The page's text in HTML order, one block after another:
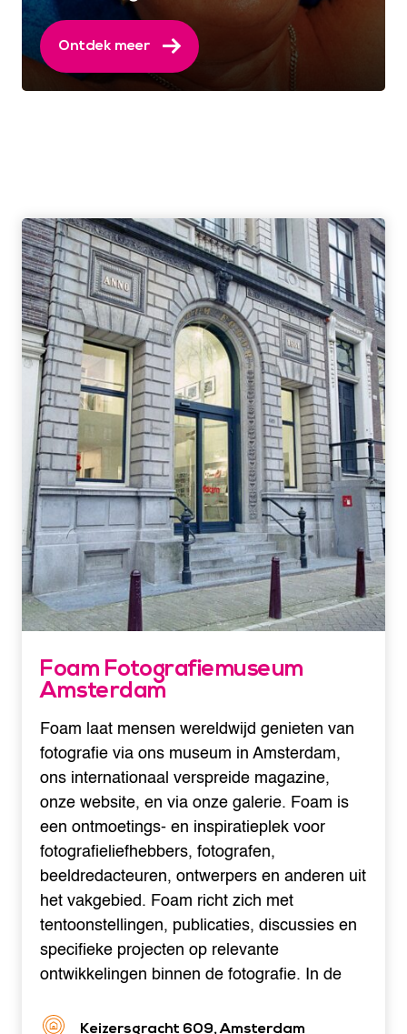
Ontdek meer
Foam Fotografiemuseum
Amsterdam
Foam laat mensen wereldwijd genieten van
fotografie via ons museum in Amsterdam,
ons internationaal verspreide magazine,
onze website, en via onze galerie. Foam is
een ontmoetings- en inspiratieplek voor
fotografieliefhebbers, fotografen,
beeldredacteuren, ontwerpers en anderen uit
het vakgebied. Foam richt zich met
tentoonstellingen, publicaties, discussies en
specifieke projecten op relevante
ontwikkelingen binnen de fotografie. In de
Keizersgracht 609, Amsterdam